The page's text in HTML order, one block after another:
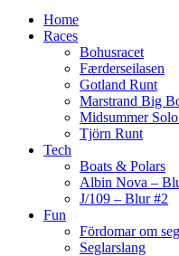
Home
Races
Bohusracet
Færderseilasen
Gotland Runt
Marstrand Big
Midsummer
Tjörn Runt
Tech
Boats & Polars
Albin Nova –
J/109 – Blur #2
Fun
Fördomar om
Seglarslang